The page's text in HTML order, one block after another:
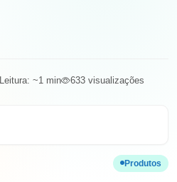
Produtos
Leitura: ~1 min 633 visualizações